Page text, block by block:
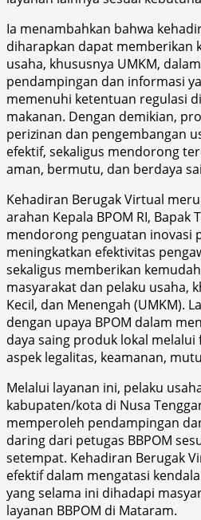
Ia menambahkan bahwa
diharapkan dapat memberikan
usaha, khususnya UMKM,
pendampingan dan informasi
memenuhi ketentuan regulasi
makanan. Dengan demikian,
perizinan dan pengembangan
efektif, sekaligus mendorong
aman, bermutu, dan berdaya
Kehadiran Berugak Virtual
arahan Kepala BPOM RI, Bapak
mendorong penguatan inovasi
meningkatkan efektivitas
sekaligus memberikan
masyarakat dan pelaku usaha,
Kecil, dan Menengah (UMKM).
dengan upaya BPOM dalam
daya saing produk lokal
aspek legalitas, keamanan,
Melalui layanan ini, pelaku
kabupaten/kota di Nusa
memperoleh pendampingan
daring dari petugas BBPOM
setempat. Kehadiran Berugak
efektif dalam mengatasi
yang selama ini dihadapi
layanan BBPOM di Mataram.